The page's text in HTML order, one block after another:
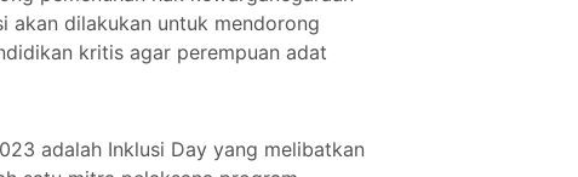
akan dilakukan untuk mendorong
kritis agar perempuan adat
adalah Inklusi Day yang melibatkan